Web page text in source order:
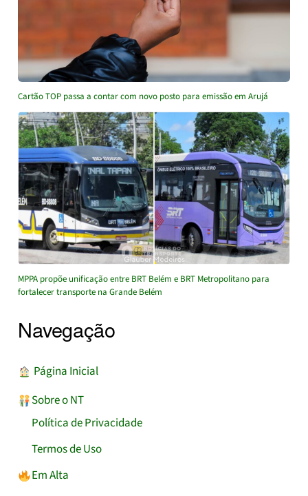
Cartão TOP passa a contar com novo posto para emissão em Arujá
MPPA propõe unificação entre BRT Belém e BRT Metropolitano para
fortalecer transporte na Grande Belém
Navegação
︎ Página Inicial
Sobre o NT
Política de Privacidade
Termos de Uso
Em Alta